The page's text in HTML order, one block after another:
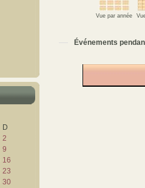
D
2
9
16
23
30
Vue par année
Événements